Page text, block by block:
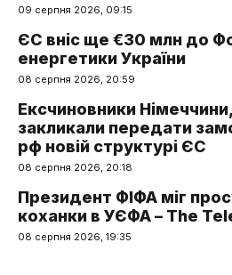
09 серпня 2026, 09:15
ЄС вніс ще €30 млн до
енергетики України
08 серпня 2026, 20:59
Ексчиновники
закликали передати
рф новій структурі ЄС
08 серпня 2026, 20:18
Президент ФІФА міг
коханки в УЄФА – The
08 серпня 2026, 19:35